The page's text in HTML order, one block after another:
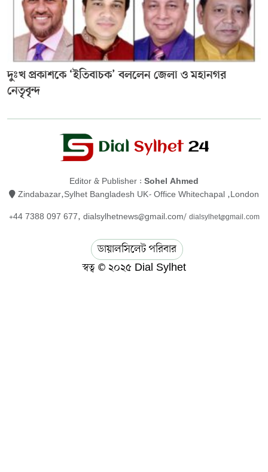
দুঃখ প্রকাশকে ‘ইতিবাচক’ বললেন জেলা ও মহানগর
নেতৃবৃন্দ
Editor & Publisher : Sohel Ahmed
Zindabazar,Sylhet Bangladesh UK- Office Whitechapal ,London
+44 7388 097 677, dialsylhetnews@gmail.com/ dialsylhet@gmail.com
ডায়ালসিলেট পরিবার
স্বত্ব © ২০২৫ Dial Sylhet